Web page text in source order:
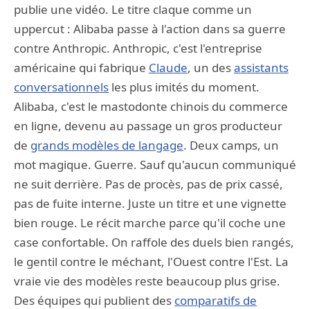
publie une vidéo. Le titre claque comme un
uppercut : Alibaba passe à l'action dans sa guerre
contre Anthropic. Anthropic, c'est l'entreprise
américaine qui fabrique Claude, un desassistants
conversationnels les plus imités du moment.
Alibaba, c'est le mastodonte chinois du commerce
en ligne, devenu au passage un gros producteur
de grands modèles de langage. Deux camps, un
mot magique. Guerre. Sauf qu'aucun communiqué
ne suit derrière. Pas de procès, pas de prix cassé,
pas de fuite interne. Juste un titre et une vignette
bien rouge. Le récit marche parce qu'il coche une
case confortable. On raffole des duels bien rangés,
le gentil contre le méchant, l'Ouest contre l'Est. La
vraie vie des modèles reste beaucoup plus grise.
Des équipes qui publient des comparatifs de